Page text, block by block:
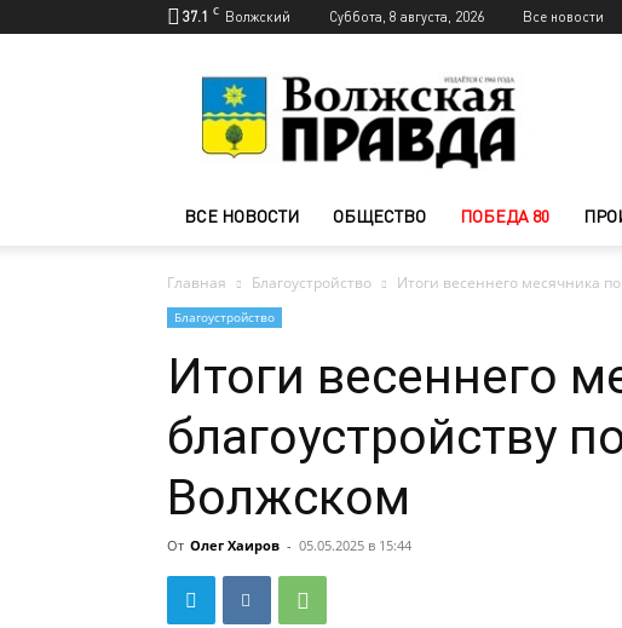
37.1 C Волжский Суббота, 8 августа, 2026 Все новости
Волжского
—
Волжская
ВСЕ НОВОСТИ ОБЩЕСТВО ПОБЕДА 80
Главная Благоустройство Итоги весеннего месячника
Благоустройство
Итоги весеннего
благоустройству
Волжском
От Олег Хаиров - 05.05.2025 в 15:44